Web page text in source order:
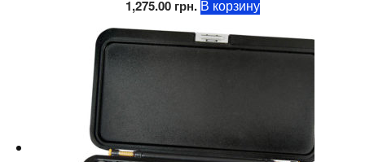
1,275.00 грн. В корзину